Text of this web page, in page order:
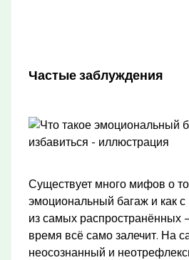
Частые заблуждения
Существует много мифов о
эмоциональный багаж и как
из самых распространённых
время всё само залечит. На
неосознанный и